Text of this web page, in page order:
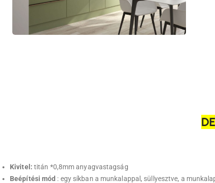
Kivitel: titán *0,8mm anyagvastagság
Beépítési mód : egy síkban a munkalappal, süllyesztve, a